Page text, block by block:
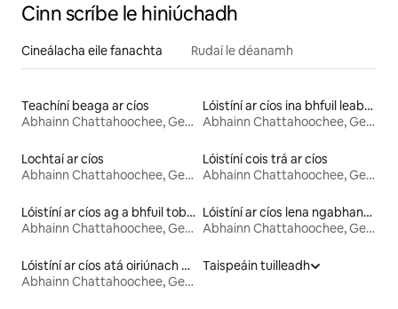
Cinn scríbe le hiniúchadh
Cineálacha eile fanachta Rudaí le déanamh
Teachíní beaga ar cíos
Abhainn Chattahoochee, Georgia
Lóistíní ar cíos ina bhfuil leaba ar airde inrochtana
Abhainn Chattahoochee, Georgia
Lochtaí ar cíos
Abhainn Chattahoochee, Georgia
Lóistíní cois trá ar cíos
Abhainn Chattahoochee, Georgia
Lóistíní ar cíos ag a bhfuil tobán te
Abhainn Chattahoochee, Georgia
Lóistíní ar cíos lena ngabhann bricfeasta
Abhainn Chattahoochee, Georgia
Lóistíní ar cíos atá oiriúnach do pheataí
Abhainn Chattahoochee, Georgia
Taispeáin tuilleadh